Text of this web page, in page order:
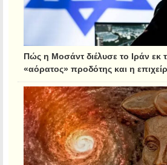
Πώς η Μοσάντ διέλυσε το Ιράν
«αόρατος» προδότης και η